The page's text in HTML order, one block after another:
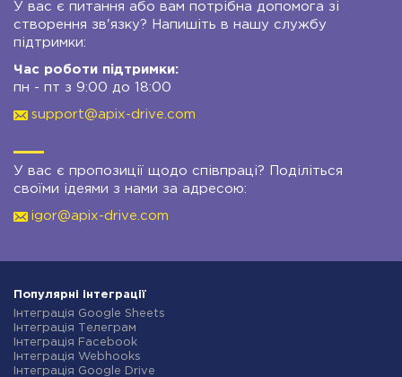
У вас є питання або вам потрібна допомога зі
створення зв'язку? Напишіть в нашу службу
підтримки:
Час роботи підтримки:
пн - пт з 9:00 до 18:00
support@apix-drive.com
У вас є пропозиції щодо співпраці? Поділіться
своїми ідеями з нами за адресою:
igor@apix-drive.com
Популярні інтеграції
Інтеграція Google Sheets
Інтеграція Телеграм
Інтеграція Facebook
Інтеграція Webhooks
Інтеграція Google Drive